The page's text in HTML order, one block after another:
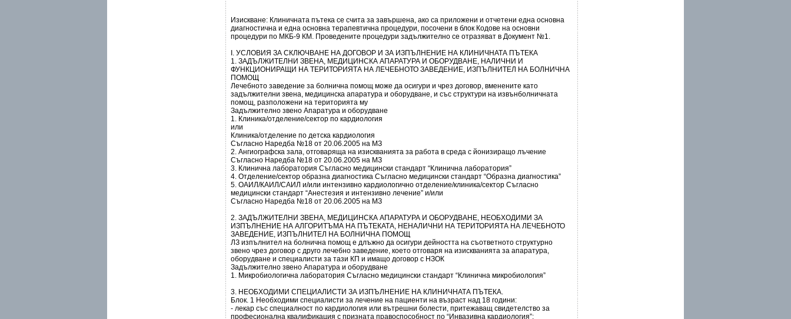
Изискване: Клиничната пътека се счита за завършена, ако са приложени и отчетени една основна
диагностична и една основна терапевтична процедури, посочени в блок Кодове на основни
процедури по МКБ-9 КМ. Проведените процедури задължително се отразяват в Документ №1.
І. УСЛОВИЯ ЗА СКЛЮЧВАНЕ НА ДОГОВОР И ЗА ИЗПЪЛНЕНИЕ НА КЛИНИЧНАТА ПЪТЕКА
1. ЗАДЪЛЖИТЕЛНИ ЗВЕНА, МЕДИЦИНСКА АПАРАТУРА И ОБОРУДВАНЕ, НАЛИЧНИ И
ФУНКЦИОНИРАЩИ НА ТЕРИТОРИЯТА НА ЛЕЧЕБНОТО ЗАВЕДЕНИЕ, ИЗПЪЛНИТЕЛ НА БОЛНИЧНА
ПОМОЩ
Лечебното заведение за болнична помощ може да осигури и чрез договор, вменените като
задължителни звена, медицинска апаратура и оборудване, и със структури на извънболничната
помощ, разположени на територията му
Задължително звено Апаратура и оборудване
1. Клиника/отделение/сектор по кардиология
или
Клиника/отделение по детска кардиология
Съгласно Наредба №18 от 20.06.2005 на МЗ
2. Ангиографска зала, отговаряща на изискванията за работа в среда с йонизиращо лъчение
Съгласно Наредба №18 от 20.06.2005 на МЗ
3. Клинична лаборатория Съгласно медицински стандарт “Клинична лаборатория”
4. Отделение/сектор образна диагностика Съгласно медицински стандарт “Образна диагностика”
5. ОАИЛ/КАИЛ/САИЛ и/или интензивно кардиологично отделение/клиника/сектор Съгласно
медицински стандарт “Анестезия и интензивно лечение” и/или
Съгласно Наредба №18 от 20.06.2005 на МЗ
2. ЗАДЪЛЖИТЕЛНИ ЗВЕНА, МЕДИЦИНСКА АПАРАТУРА И ОБОРУДВАНЕ, НЕОБХОДИМИ ЗА
ИЗПЪЛНЕНИЕ НА АЛГОРИТЪМА НА ПЪТЕКАТА, НЕНАЛИЧНИ НА ТЕРИТОРИЯТА НА ЛЕЧЕБНОТО
ЗАВЕДЕНИЕ, ИЗПЪЛНИТЕЛ НА БОЛНИЧНА ПОМОЩ
ЛЗ изпълнител на болнична помощ е длъжно да осигури дейността на съответното структурно
звено чрез договор с друго лечебно заведение, което отговаря на изискванията за апаратура,
оборудване и специалисти за тази КП и имащо договор с НЗОК
Задължително звено Апаратура и оборудване
1. Микробиологична лаборатория Съгласно медицински стандарт “Клинична микробиология”
3. НЕОБХОДИМИ СПЕЦИАЛИСТИ ЗА ИЗПЪЛНЕНИЕ НА КЛИНИЧНАТА ПЪТЕКА.
Блок. 1 Необходими специалисти за лечение на пациенти на възраст над 18 години:
- лекар със специалност по кардиология или вътрешни болести, притежаващ свидетелство за
професиoнална квалификация с призната правоспособност по “Инвазивна кардиология”;